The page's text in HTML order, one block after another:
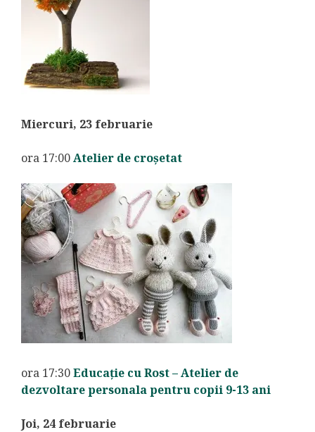
Miercuri, 23 februarie
ora 17:00Atelier de croșetat
ora 17:30Educație cu Rost – Atelier de
dezvoltare personala pentru copii 9-13 ani
Joi, 24 februarie